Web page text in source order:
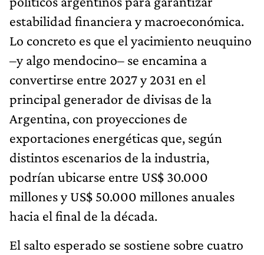
estabilidad financiera y macroeconómica.
Lo concreto es que el yacimiento neuquino
–y algo mendocino– se encamina a
convertirse entre 2027 y 2031 en el
principal generador de divisas de la
Argentina, con proyecciones de
exportaciones energéticas que, según
distintos escenarios de la industria,
podrían ubicarse entre US$ 30.000
millones y US$ 50.000 millones anuales
hacia el final de la década.
El salto esperado se sostiene sobre cuatro